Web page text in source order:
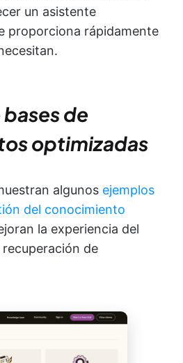
un asistente
proporciona rápidamente
de
optimizadas
algunos ejemplos
del conocimiento
la experiencia del
de